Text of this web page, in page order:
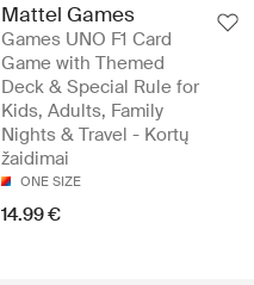
Mattel Games
Games UNO F1 Card
Game with Themed
Deck & Special Rule for
Kids, Adults, Family
Nights & Travel - Kortų
žaidimai
ONE SIZE
14.99 €